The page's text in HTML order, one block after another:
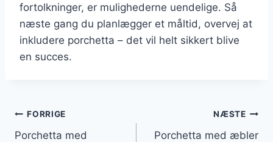
fortolkninger, er mulighederne uendelige. Så
næste gang du planlægger et måltid, overvej at
inkludere porchetta – det vil helt sikkert blive
en succes.
Indlægsnavigation
FORRIGE
Porchetta med
NÆSTE
Porchetta med æbler